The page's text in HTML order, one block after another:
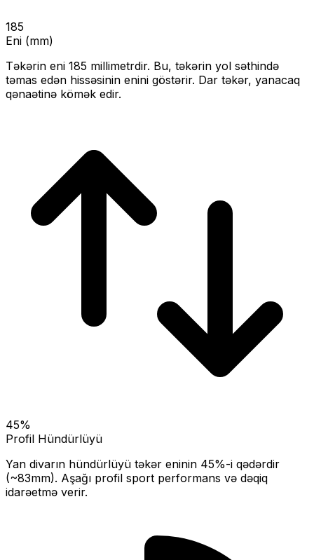
185
Eni (mm)
Təkərin eni 185 millimetrdir. Bu, təkərin yol səthində
təmas edən hissəsinin enini göstərir. Dar təkər, yanacaq
qənaətinə kömək edir.
45%
Profil Hündürlüyü
Yan divarın hündürlüyü təkər eninin 45%-i qədərdir
(~83mm). Aşağı profil sport performans və dəqiq
idarəetmə verir.